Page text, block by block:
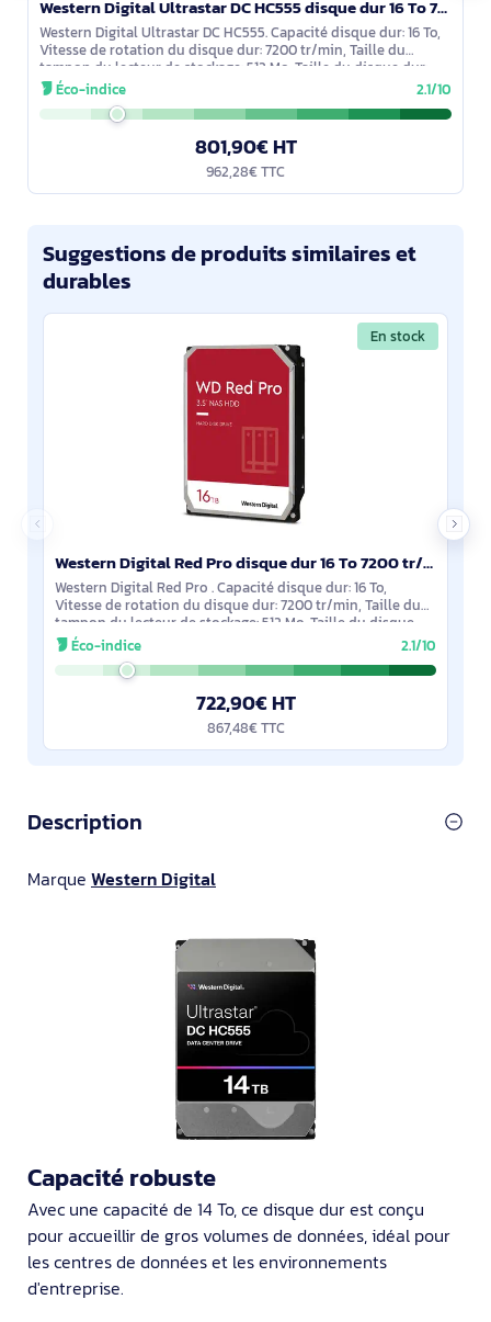
Western Digital Ultrastar DC HC555 disque dur 16 To 7200 tr/min 512 Mo 3.5" Série ATA III - 0B48722
Western Digital Ultrastar DC HC555. Capacité disque dur: 16 To,
Vitesse de rotation du disque dur: 7200 tr/min, Taille du
tampon du lecteur de stockage: 512 Mo, Taille du disque dur:
3.5", Interface:
Éco-indice 2.1/10
801,90€ HT
962,28€ TTC
Suggestions de produits similaires et
durables
En stock
Western Digital Red Pro disque dur 16 To 7200 tr/min 512 Mo 3.5" SATA - WD161KFGX
Western Digital Red Pro . Capacité disque dur: 16 To,
Vitesse de rotation du disque dur: 7200 tr/min, Taille du
tampon du lecteur de stockage: 512 Mo, Taille du disque
dur: 3.5", Interface: SATA
Éco-indice 2.1/10
722,90€ HT
867,48€ TTC
Description
Marque Western Digital
Capacité robuste
Avec une capacité de 14 To, ce disque dur est conçu
pour accueillir de gros volumes de données, idéal pour
les centres de données et les environnements
d'entreprise.